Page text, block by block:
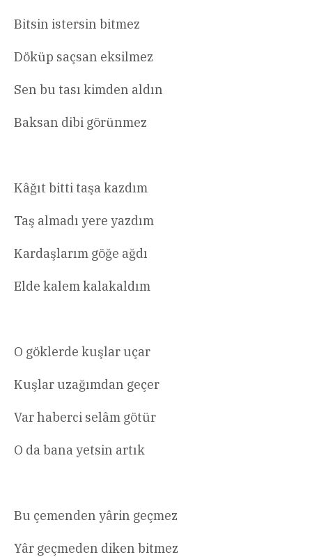
Bitsin istersin bitmez
Döküp saçsan eksilmez
Sen bu tası kimden aldın
Baksan dibi görünmez
Kâğıt bitti taşa kazdım
Taş almadı yere yazdım
Kardaşlarım göğe ağdı
Elde kalem kalakaldım
O göklerde kuşlar uçar
Kuşlar uzağımdan geçer
Var haberci selâm götür
O da bana yetsin artık
Bu çemenden yârin geçmez
Yâr geçmeden diken bitmez